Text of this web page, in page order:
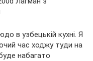
в узбецькій кухні. Я
час ходжу туди на
набагато